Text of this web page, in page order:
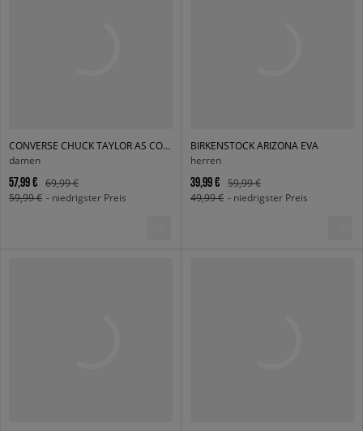
CONVERSE CHUCK TAYLOR AS CORE
damen
57,99 €
69,99 €
59,99 € - niedrigster Preis
BIRKENSTOCK ARIZONA EVA
herren
39,99 €
59,99 €
49,99 € - niedrigster Preis